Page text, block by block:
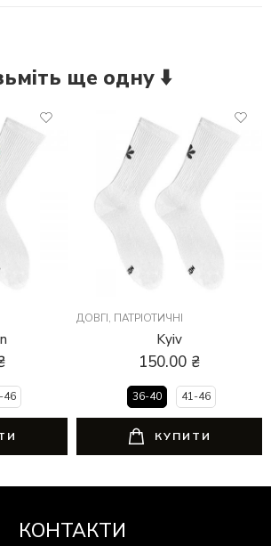
ще одну ⬇️
46
ДОВГІ, ПАТРІОТИЧНІ
Kyiv
150.00 ₴
36-40 41-46
КУПИТИ
КОНТАКТИ